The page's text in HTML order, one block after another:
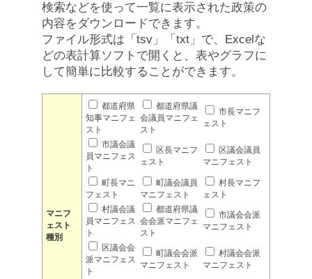
検索などを使って一覧に表示された政策の
内容をダウンロードできます。
ファイル形式は「tsv」「txt」で、Excelな
どの表計算ソフトで開くと、表やグラフに
して簡単に比較することができます。
マニフ
ェスト
種別
都道府県
知事マニフェ
スト
都道府県議
会議員マニフェ
スト
市長マニフ
ェスト
市議会議
員マニフェス
ト
区長マニフ
ェスト
区議会議員
マニフェスト
町長マニ
フェスト
町議会議員
マニフェスト
村長マニフ
ェスト
村議会議
員マニフェス
ト
都道府県議
会会派マニフェ
スト
市議会会派
マニフェスト
区議会会
派マニフェス
ト
町議会会派
マニフェスト
村議会会派
マニフェスト